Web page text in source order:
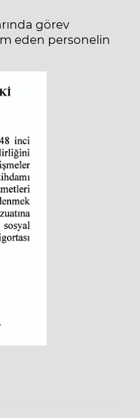
görev
eden personelin